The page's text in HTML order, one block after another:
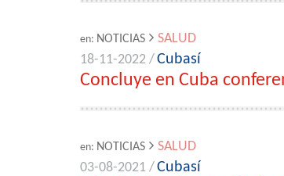
en: NOTICIAS
SALUD
18-11-2022 /Cubasí
Concluye en Cuba
en: NOTICIAS
SALUD
03-08-2021 /Cubasí